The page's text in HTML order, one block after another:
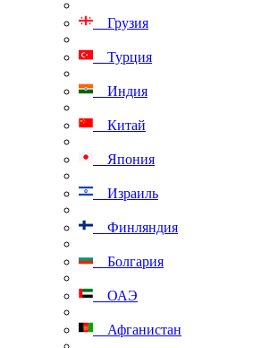
Грузия
Турция
Индия
Китай
Япония
Израиль
Финляндия
Болгария
ОАЭ
Афганистан